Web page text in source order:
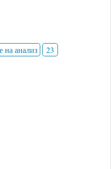
на анализ 23